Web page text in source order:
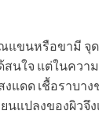
แขนหรือขามี จุ
นใจ แต่ในควา
แดด เชื้อราบา
นแปลงของผิวจึ